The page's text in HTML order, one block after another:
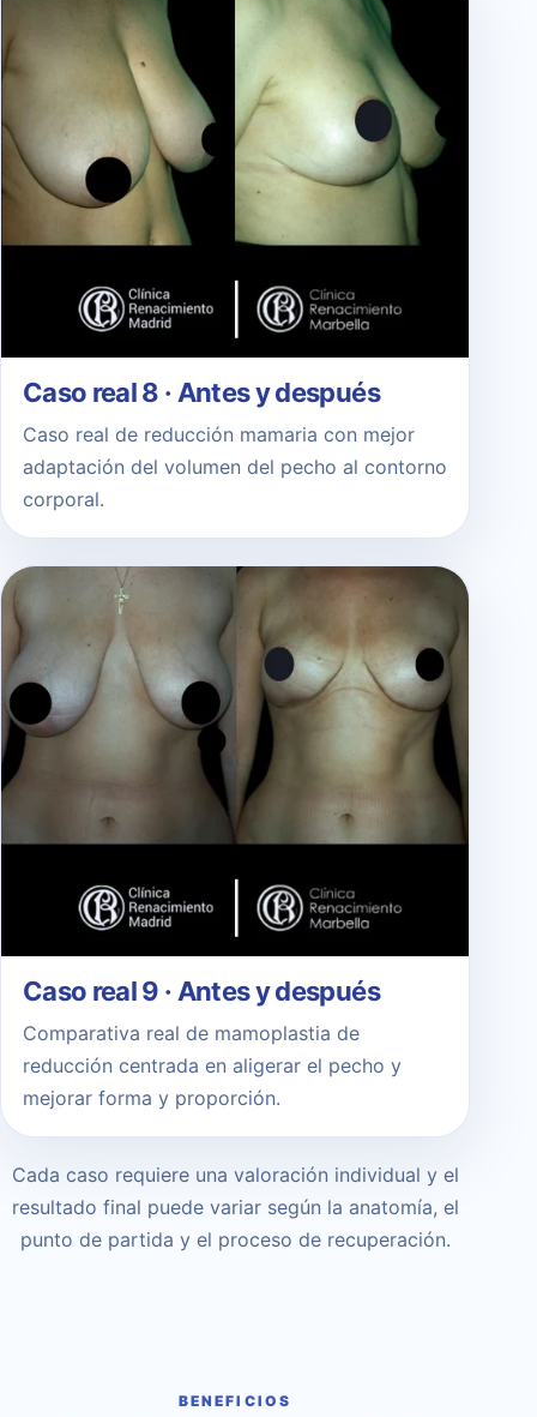
Caso real 8 · Antes y después
Caso real de reducción mamaria con mejor
adaptación del volumen del pecho al contorno
corporal.
Caso real 9 · Antes y después
Comparativa real de mamoplastia de
reducción centrada en aligerar el pecho y
mejorar forma y proporción.
Cada caso requiere una valoración individual y el
resultado final puede variar según la anatomía, el
punto de partida y el proceso de recuperación.
BENEFICIOS